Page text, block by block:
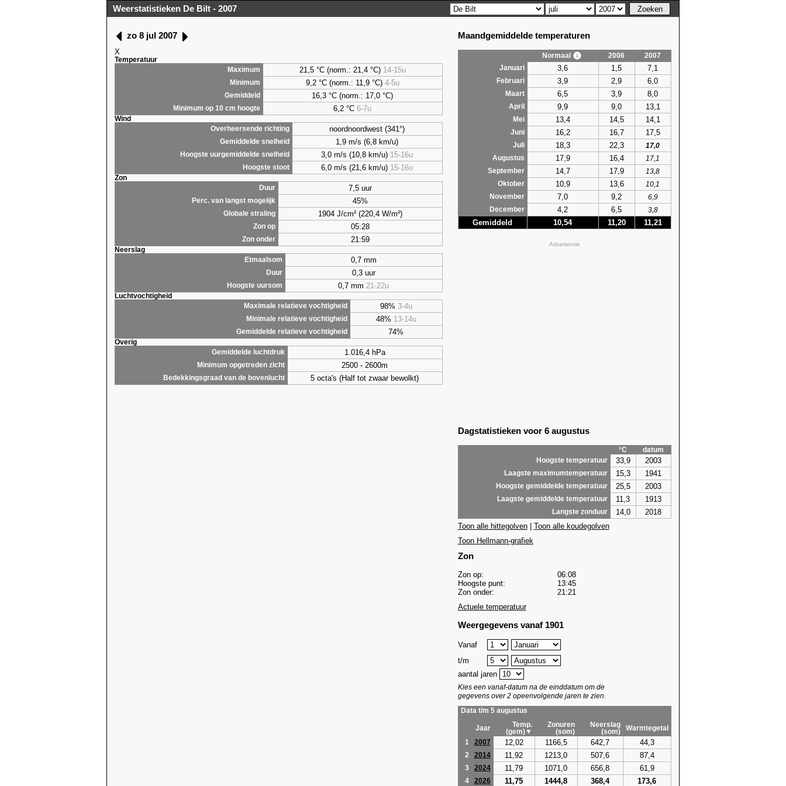
Weerstatistieken De Bilt - 2007
zo 8 jul 2007
X
Temperatuur
Maximum
21,5 °C (norm.: 21,4 °C) 14-15u
Minimum 9,2°C (norm.: 11,9 °C) 4-5u
Gemiddeld 16,3 °C (norm.: 17,0 °C)
Minimum op 10 cm hoogte 6,2 °C6-7u
Wind
Overheersende richting
noordnoordwest (341°)
Gemiddelde snelheid 1,9 m/s (6,8 km/u)
Hoogste uurgemiddelde snelheid 3,0 m/s (10,8 km/u) 15-16u
Hoogste stoot 6,0 m/s (21,6 km/u) 15-16u
Zon
Duur
7,5 uur
Perc. van langst mogelijk 45%
Globale straling 1904 J/cm² (220,4 W/m²)
Zon op 05:28
Zon onder 21:59
Neerslag
Etmaalsom
0,7 mm
Duur 0,3 uur
Hoogste uursom 0,7 mm 21-22u
Luchtvochtigheid
Maximale relatieve vochtigheid
98% 3-4u
Minimale relatieve vochtigheid 48% 13-14u
Gemiddelde relatieve vochtigheid 74%
Overig
Gemiddelde luchtdruk
1.016,4 hPa
Minimum opgetreden zicht 2500 - 2600m
Bedekkingsgraad van de bovenlucht 5 octa's (Half tot zwaar bewolkt)
Maandgemiddelde temperaturen
Normaal 2006
2007
Januari
3,6 1,5 7,1
Februari 3,9 2,9 6,0
Maart 6,5 3,9 8,0
April 9,9 9,0 13,1
Mei 13,4 14,5 14,1
Juni 16,2 16,7 17,5
Juli 18,3 22,3
17,0
Augustus
17,9 16,4
17,1
September
14,7 17,9
13,8
Oktober
10,9 13,6
10,1
November
7,0 9,2
6,9
December
4,2 6,5 3,8
Gemiddeld 10,54 11,20 11,21
Advertentie
Dagstatistieken voor 6 augustus
°C
datum
Hoogste temperatuur
33,9 2003
Laagste maximumtemperatuur 15,3 1941
Hoogste gemiddelde temperatuur 25,5 2003
Laagste gemiddelde temperatuur 11,3 1913
Langste zonduur 14,0
2018
Toon alle hittegolven| Toon alle koudegolven
Toon Hellmann-grafiek
Zon
Zon op:
06:08
Hoogste punt:
13:45
Zon onder:
21:21
Actuele temperatuur
Weergegevens vanaf 1901
Vanaf
t/m
aantal jaren
Kies een vanaf-datum na de einddatum om de
gegevens over 2 opeenvolgende jaren te zien.
Data t/m 5 augustus
Jaar
Temp.
(gem)▼
Zonuren
(som)
Neerslag
(som)
Warmtegetal
1
2007 12,02 1166,5 642,7 44,3
2 2014 11,92 1213,0 507,6 87,4
3 2024 11,79 1071,0 656,8 61,9
4 2026 11,75 1444,8 368,4 173,6